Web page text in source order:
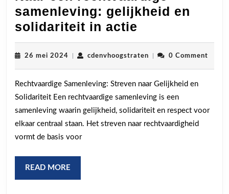
samenleving: gelijkheid en
solidariteit in actie
een
rechtvaardige
samenleving:
gelijkheid
en
solidariteit
26 mei 2024 26
cdenvhoogstratencdenvhoogstraten
0 Comment
Rechtvaardige Samenleving: Streven naar Gelijkheid en
Solidariteit Een rechtvaardige samenleving is een
samenleving waarin gelijkheid, solidariteit en respect voor
elkaar centraal staan. Het streven naar rechtvaardigheid
vormt de basis voor
READ MORE
MORE